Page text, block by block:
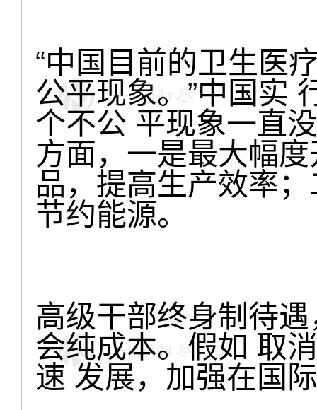
“中国目前的卫生医
公平现象。”中国实
个不公 平现象一直
方面，一是最大幅
品，提高生产效率
节约能源。
高级干部终身制待
会纯成本。假如 取
速 发展，加强在国